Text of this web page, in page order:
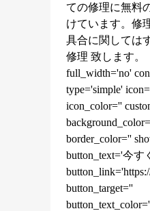
ての修理に無料
けています。修
具合に関しては
修理 致します。
full_width='no'
type='simple'
icon_color=''
border_color=''
button_text='今
button_target=''